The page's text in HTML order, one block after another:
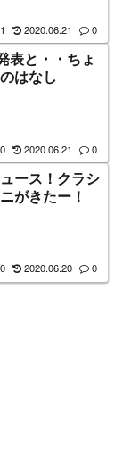
2020.06.21 0
表と・・ちょ
はなし
2020.06.21 0
ース！クラシ
がきたー！
2020.06.20 0